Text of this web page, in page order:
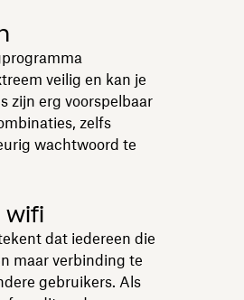
veilig en kan je
zijn erg voorspelbaar
zelfs
wachtwoord te
wifi
dat iedereen die
maar verbinding te
gebruikers. Als